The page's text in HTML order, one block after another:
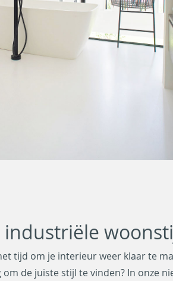
industriële
tijd om je interieur weer klaar te
de juiste stijl te vinden? In onze